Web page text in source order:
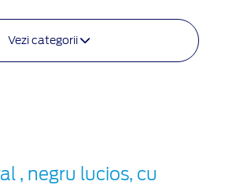
Vezi categorii
, negru lucios, cu